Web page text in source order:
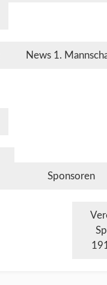
News 1.
Sponsoren